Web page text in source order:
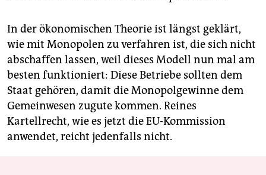
In der ökonomischen Theorie ist längst geklärt,
wie mit Monopolen zu verfahren ist, die sich nicht
abschaffen lassen, weil dieses Modell nun mal am
besten funktioniert: Diese Betriebe sollten dem
Staat gehören, damit die Monopolgewinne dem
Gemeinwesen zugute kommen. Reines
Kartellrecht, wie es jetzt die EU-Kommission
anwendet, reicht jedenfalls nicht.